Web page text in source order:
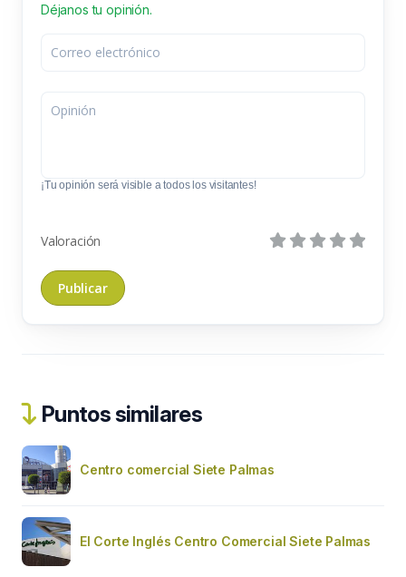
Déjanos tu opinión.
¡Tu opinión será visible a todos los visitantes!
Valoración
Puntos similares
Centro comercial Siete Palmas
El Corte Inglés Centro Comercial Siete Palmas